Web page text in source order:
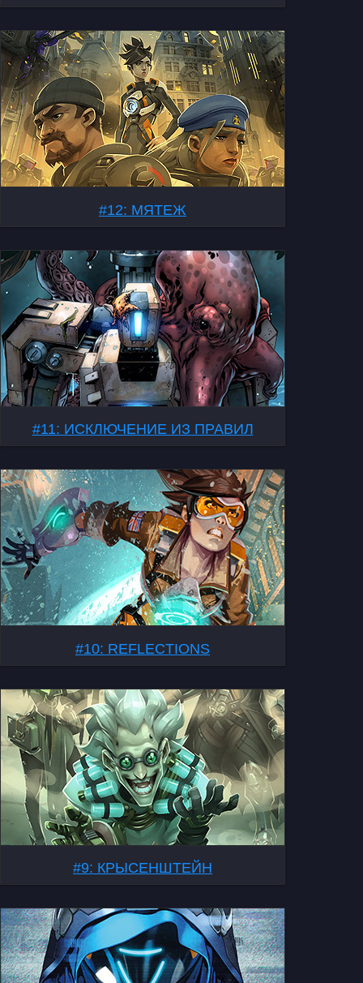
#12: МЯТЕЖ
#11: ИСКЛЮЧЕНИЕ ИЗ ПРАВИЛ
#10: REFLECTIONS
#9: КРЫСЕНШТЕЙН